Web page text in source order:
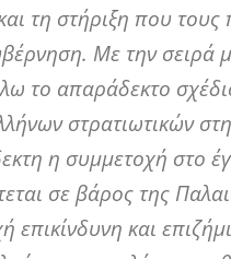
τη στήριξη που τους
Με την σειρά
το απαράδεκτο
στρατιωτικών
η συμμετοχή στο
σε βάρος της
επικίνδυνη και